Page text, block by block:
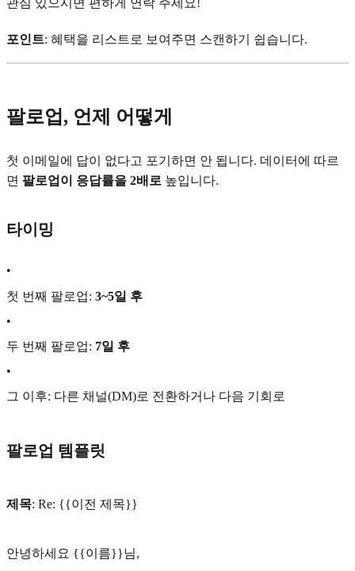
포인트: 혜택을 리스트로 보여주면 스캔하기 쉽습니다.
팔로업, 언제 어떻게
첫 이메일에 답이 없다고 포기하면 안 됩니다. 데이터에 따르
면 팔로업이 응답률을 2배로 높입니다.
타이밍
•
첫 번째 팔로업: 3~5일 후
•
두 번째 팔로업: 7일 후
•
그 이후: 다른 채널(DM)로 전환하거나 다음 기회로
팔로업 템플릿
제목: Re: {{이전 제목}}
안녕하세요 {{이름}}님,